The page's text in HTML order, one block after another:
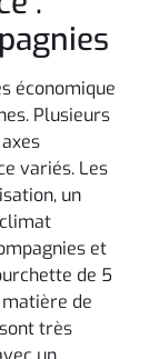
économique
Plusieurs
variés. Les
un
et
de 5
de
très